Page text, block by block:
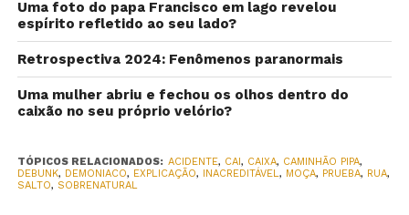
Uma foto do papa Francisco em lago revelou
espírito refletido ao seu lado?
Retrospectiva 2024: Fenômenos paranormais
Uma mulher abriu e fechou os olhos dentro do
caixão no seu próprio velório?
TÓPICOS RELACIONADOS: ACIDENTE, CAI, CAIXA, CAMINHÃO PIPA,
DEBUNK, DEMONIACO, EXPLICAÇÃO, INACREDITÁVEL, MOÇA, PRUEBA, RUA,
SALTO, SOBRENATURAL